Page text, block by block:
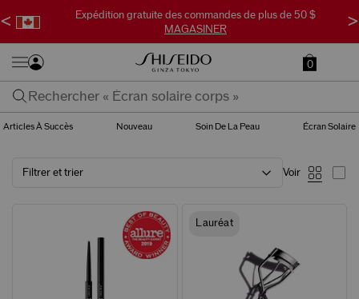
Expédition gratuite des commandes de plus de 50 $
MAGASINER
< >
0
Articles À Succès Nouveau Soin De La Peau Écran Solaire
Filtrer et trier Voir
Lauréat